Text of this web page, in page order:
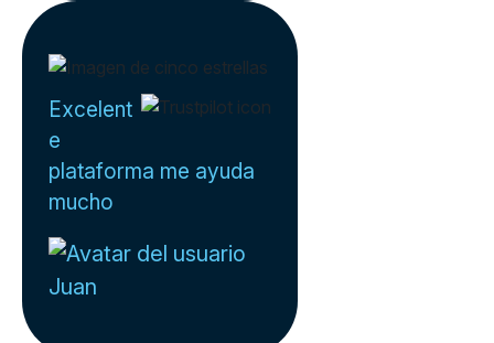
Excelent
e
plataforma me ayuda
mucho
Juan